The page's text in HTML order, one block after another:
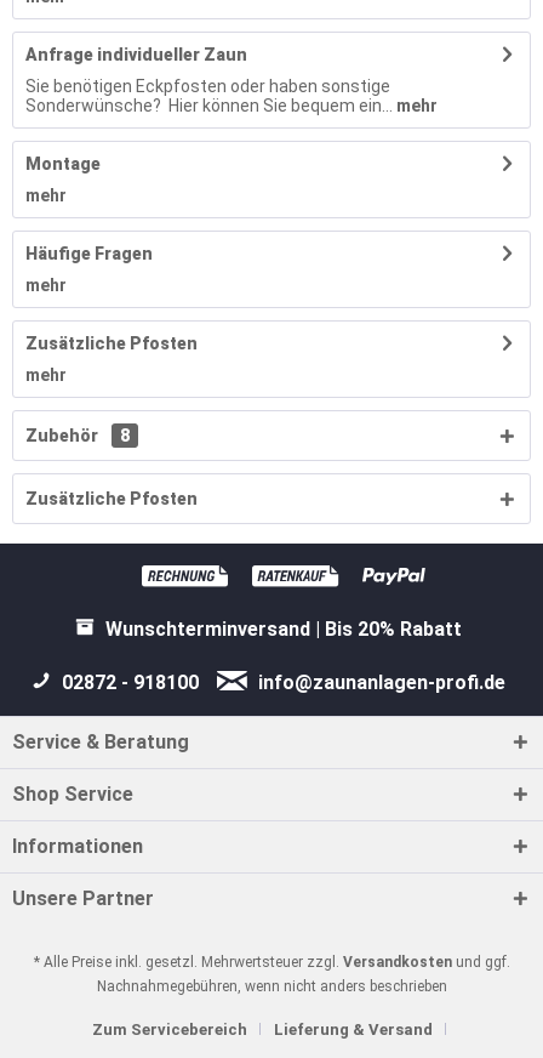
Anfrage individueller Zaun
Sie benötigen Eckpfosten oder haben sonstige
Sonderwünsche? Hier können Sie bequem ein...
mehr
Montage
mehr
Häufige Fragen
mehr
Zusätzliche Pfosten
mehr
Zubehör 8
Zusätzliche Pfosten
Wunschterminversand | Bis 20% Rabatt
02872 - 918100 info@zaunanlagen-profi.de
Service & Beratung
Shop Service
Informationen
Unsere Partner
* Alle Preise inkl. gesetzl. Mehrwertsteuer zzgl. Versandkostenund ggf.
Nachnahmegebühren, wenn nicht anders beschrieben
Zum Servicebereich Lieferung & Versand